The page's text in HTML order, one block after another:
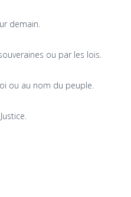
demain.
ou par les lois.
ou au nom du peuple.